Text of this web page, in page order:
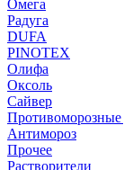
Омега
Радуга
DUFA
PINOTEX
Олифа
Оксоль
Сайвер
Противоморозные
Антимороз
Прочее
Растворители